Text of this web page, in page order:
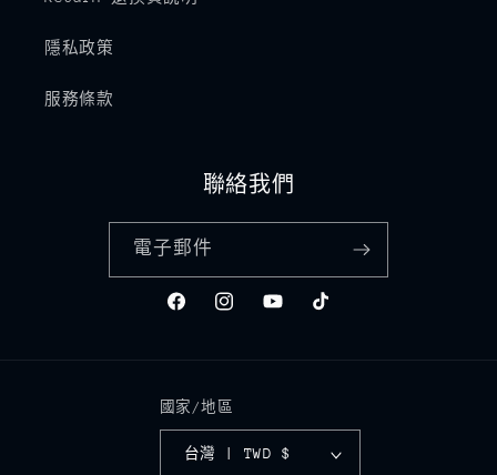
隱私政策
服務條款
聯絡我們
電子郵件
FacebookInstagramYouTubeTikTok
國家/地區
台灣 | TWD $